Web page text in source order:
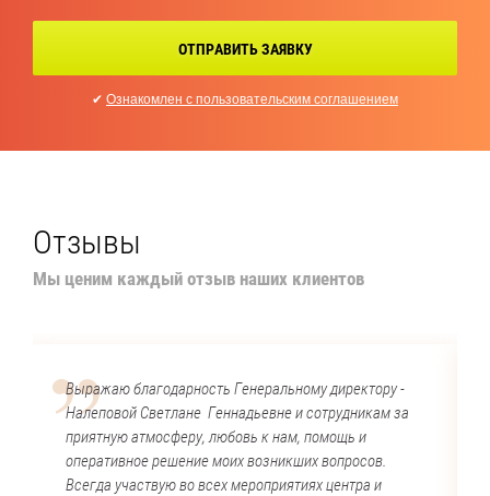
ОТПРАВИТЬ ЗАЯВКУ
✔ Ознакомлен с пользовательским соглашением
Отзывы
Мы ценим каждый отзыв наших клиентов
Выражаю благодарность Генеральному директору -
Налеповой Светлане Геннадьевне и сотрудникам за
приятную атмосферу, любовь к нам, помощь и
оперативное решение моих возникших вопросов.
Всегда участвую во всех мероприятиях центра и